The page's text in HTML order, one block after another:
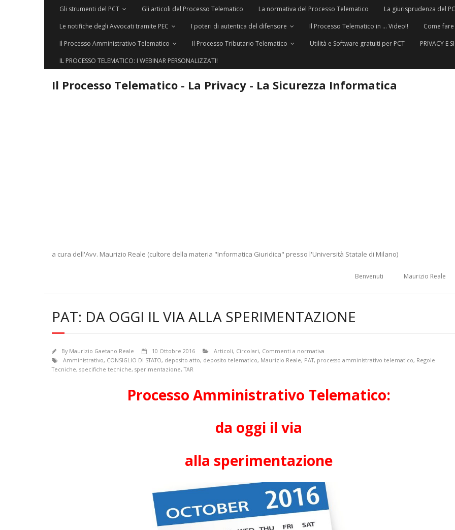
Gli strumenti del PCT Gli articoli del Processo Telematico La normativa del Processo Telematico
La giurisprudenza del
Le notifiche degli Avvocati tramite PEC
I poteri di autentica del difensore Il Processo Telematico in … Video!!
Come
Il Processo Amministrativo Telematico
Il Processo Tributario Telematico Utilità e Software gratuiti per PCT
PRIVACY E
IL PROCESSO TELEMATICO: I WEBINAR PERSONALIZZATI!
Il Processo Telematico - La Privacy - La Sicurezza Informatica
a cura dell'Avv. Maurizio Reale (cultore della materia "Informatica Giuridica" presso l'Università Statale di Milano)
Benvenuti Maurizio Reale
PAT: DA OGGI IL VIA ALLA SPERIMENTAZIONE
By Maurizio Gaetano Reale 10 Ottobre 2016 Articoli, Circolari, Commenti a normativa
Amministrativo, CONSIGLIO DI STATO, deposito atto, deposito telematico, Maurizio Reale, PAT, processo amministrativo telematico, Regole
Tecniche, specifiche tecniche, sperimentazione,TAR
Processo Amministrativo Telematico:
da oggi il via
alla sperimentazione